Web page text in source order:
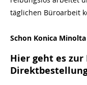
täglichen Büroarbeit
Schon Konica
Hier geht es